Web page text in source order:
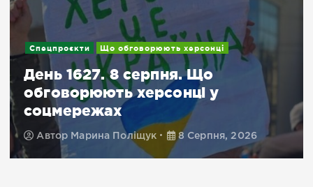
Спецпроєкти Що обговорюють херсонці
День 1627. 8 серпня. Що
обговорюють херсонці у
соцмережах
Автор Марина Поліщук 8 Серпня, 2026